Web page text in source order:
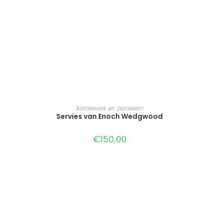
TOEVOEGEN AAN WINKELWAGEN
Aardewerk en porselein
Servies van Enoch Wedgwood
€150,00